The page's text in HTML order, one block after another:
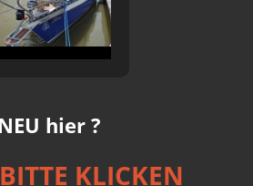
NEU hier ?
KLICKEN